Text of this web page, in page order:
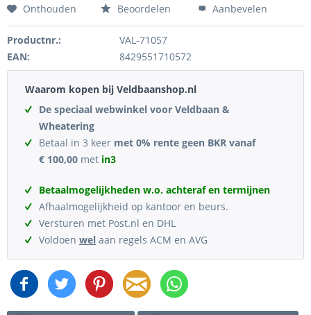
Onthouden Beoordelen Aanbevelen
Productnr.:
VAL-71057
EAN:
8429551710572
Waarom kopen bij Veldbaanshop.nl
De speciaal webwinkel voor Veldbaan &
Wheatering
Betaal in 3 keer met 0% rente geen BKR vanaf
€ 100,00 met in3
Betaalmogelijkheden w.o. achteraf en termijnen
Afhaalmogelijkheid op kantoor en beurs.
Versturen met Post.nl en DHL
Voldoen wel aan regels ACM en AVG